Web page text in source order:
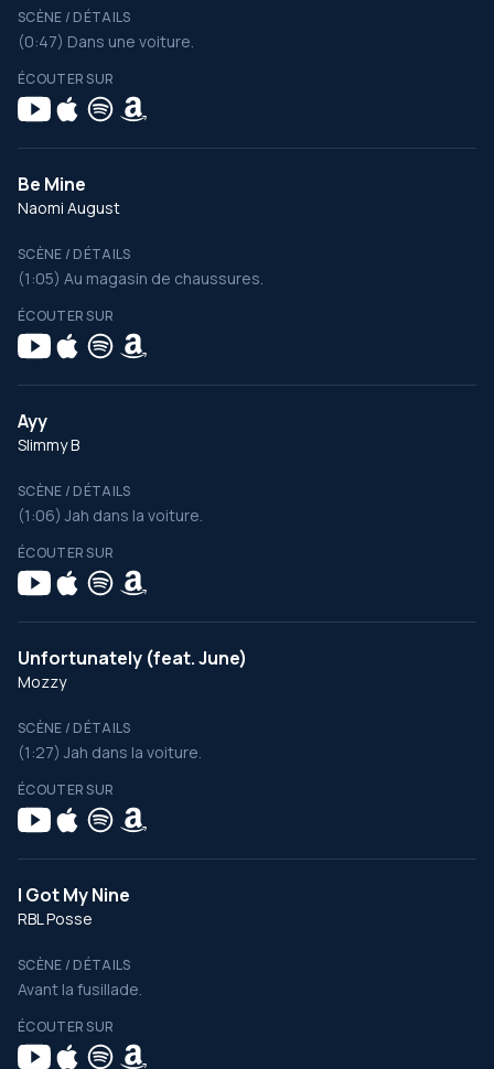
SCÈNE / DÉTAILS
(0:47) Dans une voiture.
ÉCOUTER SUR
Be Mine
Naomi August
SCÈNE / DÉTAILS
(1:05) Au magasin de chaussures.
ÉCOUTER SUR
Ayy
Slimmy B
SCÈNE / DÉTAILS
(1:06) Jah dans la voiture.
ÉCOUTER SUR
Unfortunately (feat. June)
Mozzy
SCÈNE / DÉTAILS
(1:27) Jah dans la voiture.
ÉCOUTER SUR
I Got My Nine
RBL Posse
SCÈNE / DÉTAILS
Avant la fusillade.
ÉCOUTER SUR